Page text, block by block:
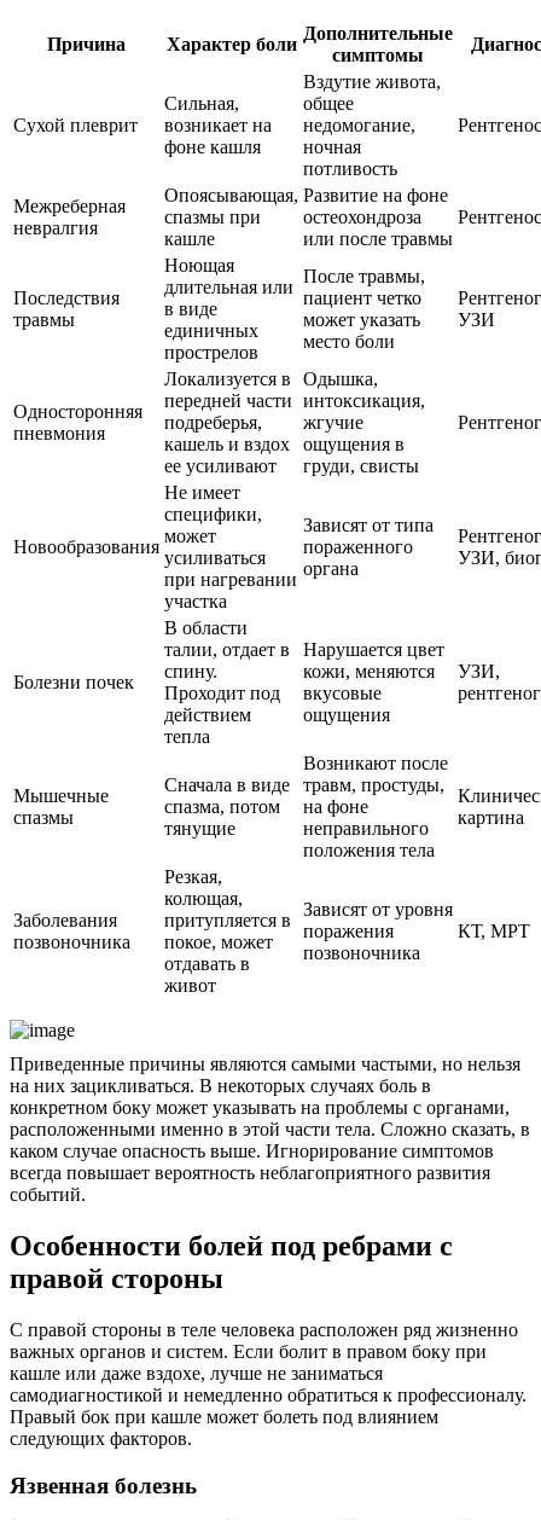
Причина Характер боли
Дополнительные
симптомы
Сухой плеврит
Сильная,
возникает на
фоне кашля
Вздутие живота,
общее
недомогание,
ночная
потливость
Межреберная
невралгия
Опоясывающая,
спазмы при
кашле
Развитие на фоне
остеохондроза
или после травмы
Последствия
травмы
Ноющая
длительная или
в виде
единичных
прострелов
После травмы,
пациент четко
может указать
место боли
УЗИ
Односторонняя
пневмония
Локализуется в
передней части
подреберья,
кашель и вздох
ее усиливают
Одышка,
интоксикация,
жгучие
ощущения в
груди, свисты
Новообразования
Не имеет
специфики,
может
усиливаться
при нагревании
участка
Зависят от типа
пораженного
органа
УЗИ,
Болезни почек
В области
талии, отдает в
спину.
Проходит под
действием
тепла
Нарушается цвет
кожи, меняются
вкусовые
ощущения
УЗИ,
Мышечные
спазмы
Сначала в виде
спазма, потом
тянущие
Возникают после
травм, простуды,
на фоне
неправильного
положения тела
картина
Заболевания
позвоночника
Резкая,
колющая,
притупляется в
покое, может
отдавать в
живот
Зависят от уровня
поражения
позвоночника
КТ, МРТ
Приведенные причины являются самыми частыми, но нельзя
на них зацикливаться. В некоторых случаях боль в
конкретном боку может указывать на проблемы с органами,
расположенными именно в этой части тела. Сложно сказать, в
каком случае опасность выше. Игнорирование симптомов
всегда повышает вероятность неблагоприятного развития
событий.
Особенности болей под ребрами с
правой стороны
С правой стороны в теле человека расположен ряд жизненно
важных органов и систем. Если болит в правом боку при
кашле или даже вздохе, лучше не заниматься
самодиагностикой и немедленно обратиться к профессионалу.
Правый бок при кашле может болеть под влиянием
следующих факторов.
Язвенная болезнь